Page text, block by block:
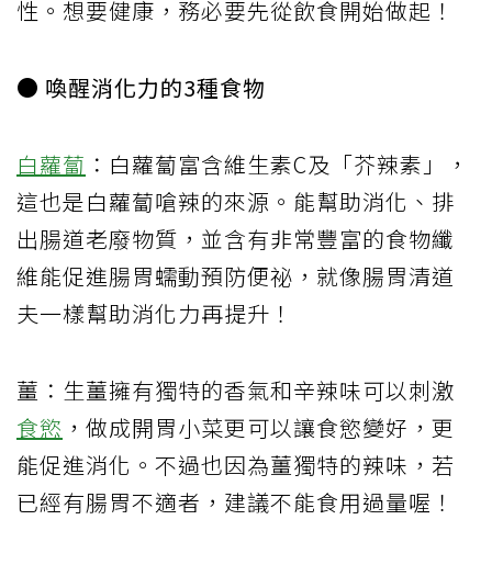
性。想要健康，務必要先從飲食開始做起！
● 喚醒消化力的3種食物
白蘿蔔 ：白蘿蔔富含維生素C及「芥辣素」，
這也是白蘿蔔嗆辣的來源。能幫助消化、排
出腸道老廢物質，並含有非常豐富的食物纖
維能促進腸胃蠕動預防便祕，就像腸胃清道
夫一樣幫助消化力再提升！
薑：生薑擁有獨特的香氣和辛辣味可以刺激
食慾 ，做成開胃小菜更可以讓食慾變好，更
能促進消化。不過也因為薑獨特的辣味，若
已經有腸胃不適者，建議不能食用過量喔！